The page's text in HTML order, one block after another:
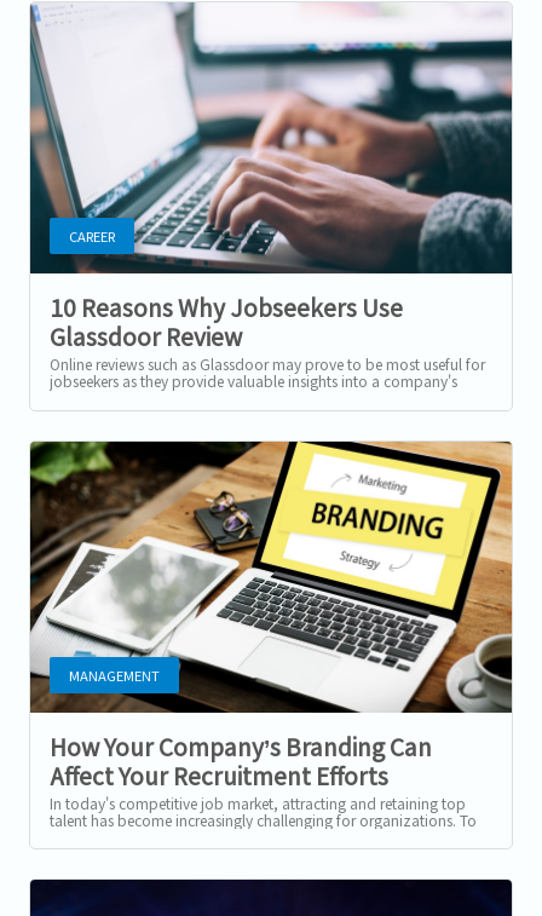
CAREER
10 Reasons Why Jobseekers Use
Glassdoor Review
Online reviews such as Glassdoor may prove to be most useful for
jobseekers as they provide valuable insights into a company's
culture, work...
MANAGEMENT
How Your Company’s Branding Can
Affect Your Recruitment Efforts
In today's competitive job market, attracting and retaining top
talent has become increasingly challenging for organizations. To